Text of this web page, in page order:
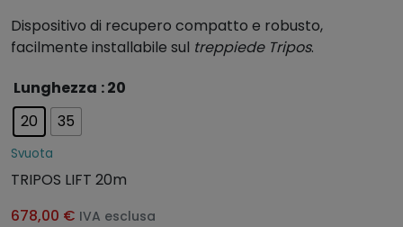
Dispositivo di recupero compatto e robusto,
facilmente installabile sul treppiede Tripos.
Lunghezza : 20
20
35
Svuota
TRIPOS LIFT 20m
678,00 € IVA esclusa
A
lt
r
n
a
ti